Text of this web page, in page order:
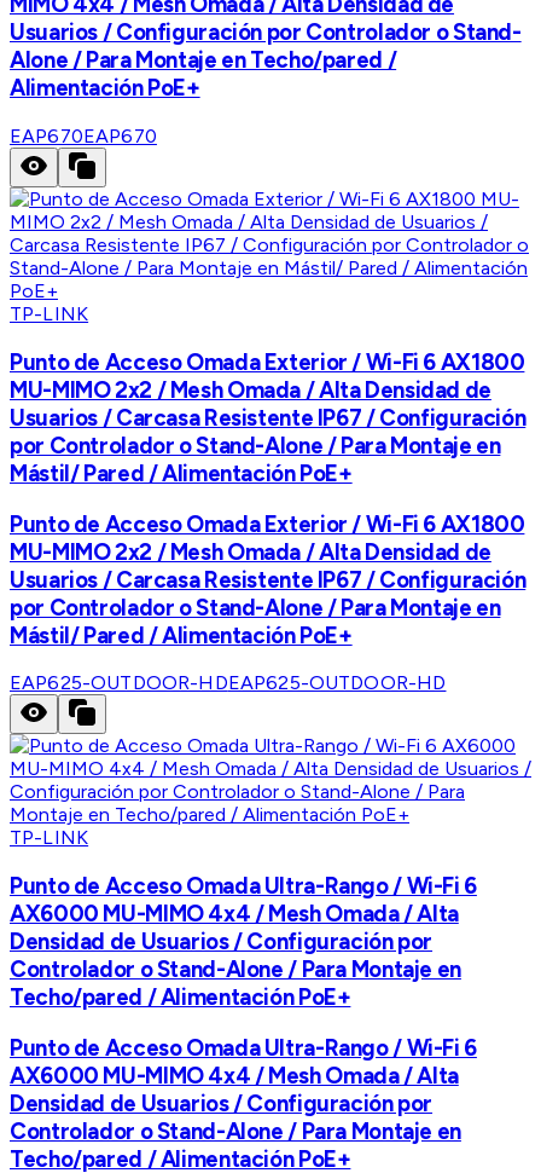
Usuarios / Configuración por Controlador o Stand-
Alone / Para Montaje en Techo/pared /
Alimentación PoE+
EAP670EAP670
TP-LINK
Punto de Acceso Omada Exterior / Wi-Fi 6 AX1800
MU-MIMO 2x2 / Mesh Omada / Alta Densidad de
Usuarios / Carcasa Resistente IP67 / Configuración
por Controlador o Stand-Alone / Para Montaje en
Mástil/ Pared / Alimentación PoE+
Punto de Acceso Omada Exterior / Wi-Fi 6 AX1800
MU-MIMO 2x2 / Mesh Omada / Alta Densidad de
Usuarios / Carcasa Resistente IP67 / Configuración
por Controlador o Stand-Alone / Para Montaje en
Mástil/ Pared / Alimentación PoE+
EAP625-OUTDOOR-HDEAP625-OUTDOOR-HD
TP-LINK
Punto de Acceso Omada Ultra-Rango / Wi-Fi 6
AX6000 MU-MIMO 4x4 / Mesh Omada / Alta
Densidad de Usuarios / Configuración por
Controlador o Stand-Alone / Para Montaje en
Techo/pared / Alimentación PoE+
Punto de Acceso Omada Ultra-Rango / Wi-Fi 6
AX6000 MU-MIMO 4x4 / Mesh Omada / Alta
Densidad de Usuarios / Configuración por
Controlador o Stand-Alone / Para Montaje en
Techo/pared / Alimentación PoE+